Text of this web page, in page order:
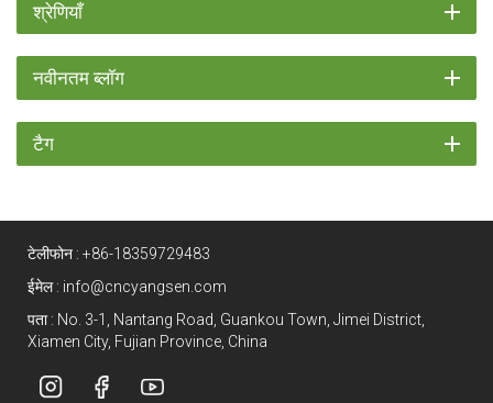
श्रेणियाँ
नवीनतम ब्लॉग
टैग
टेलीफोन : +86-18359729483
ईमेल : info@cncyangsen.com
पता : No. 3-1, Nantang Road, Guankou Town, Jimei District,
Xiamen City, Fujian Province, China